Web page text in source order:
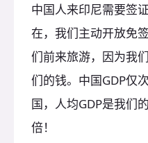
中国人来印尼需要签
在，我们主动开放免
们前来旅游，因为我
们的钱。中国GDP仅
国，人均GDP是我们
倍！